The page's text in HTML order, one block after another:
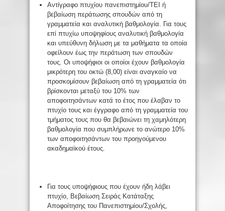
Αντίγραφο πτυχίου πανεπιστημίου/ΤΕΙ ή
βεβαίωση περάτωσης σπουδών από τη
γραμματεία και αναλυτική βαθμολογία. Για τους
επί πτυχίω υποψηφίους αναλυτική βαθμολογία
και υπεύθυνη δήλωση με τα μαθήματα τα οποία
οφείλουν έως την περάτωση των σπουδών
τους. Οι υποψήφιοι οι οποίοι έχουν βαθμολογία
μικρότερη του οκτώ (8,00) είναι αναγκαίο να
προσκομίσουν βεβαίωση από τη γραμματεία ότι
βρίσκονται μεταξύ του 10% των
αποφοιτησάντων κατά το έτος που έλαβαν το
πτυχίο τους και έγγραφο από τη γραμματεία του
τμήματος τους που θα βεβαιώνει τη χαμηλότερη
βαθμολογία που συμπλήρωνε το ανώτερο 10%
των αποφοιτησάντων του προηγούμενου
ακαδημαϊκού έτους.
Για τους υποψήφιους που έχουν ήδη λάβει
πτυχίο, Βεβαίωση Σειράς Κατάταξης
Αποφοίτησης του Πανεπιστημίου/Σχολής,